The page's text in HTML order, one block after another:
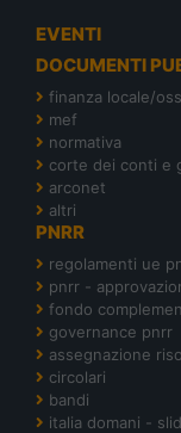
EVENTI
DOCUMENTI
finanza locale/
mef
normativa
corte dei conti e
arconet
altri
PNRR
regolamenti ue
pnrr -
fondo
governance pnrr
assegnazione
circolari
bandi
italia domani -